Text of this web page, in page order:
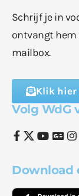
Schrijf je in
ontvangt
mailbox.
Klik hier
Volg WdG
Download